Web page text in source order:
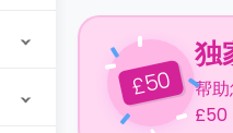
£50
独
帮
£50